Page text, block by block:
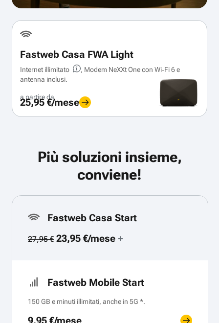
Fastweb Casa FWA Light
Internet illimitato
, Modem NeXXt One con Wi‑Fi 6 e
antenna inclusi.
a partire da
25,95 €/mese
Più soluzioni insieme,
conviene!
Fastweb Casa Start
27,95 €23,95 €/mese+
Fastweb Mobile Start
150 GB e minuti illimitati, anche in 5G *.
9,95 €/mese